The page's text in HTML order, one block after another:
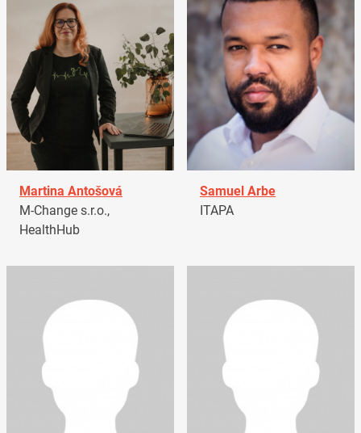
Martina Antošová
M-Change s.r.o.,
HealthHub
Samuel Arbe
ITAPA